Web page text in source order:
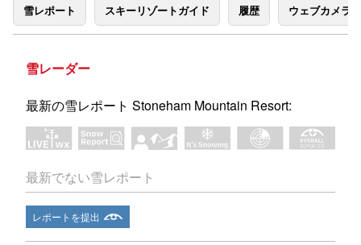
雪レポート スキーリゾートガイド 履歴 ウェブカメラ
雪レーダー
最新の雪レポート Stoneham Mountain Resort:
最新でない雪レポート
レポートを提出